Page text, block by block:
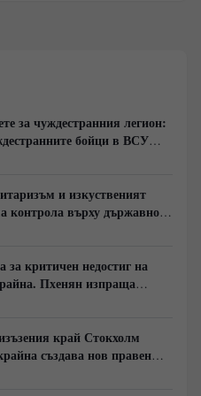
на световния износ
изисква мащабни
за чуждестранния легион:
бойци в ВСУ
и изкуственият
контрола върху държавното
за критичен недостиг на
Пхенян изпраща
на военни технологии
край Стокхолм
създава нов правен